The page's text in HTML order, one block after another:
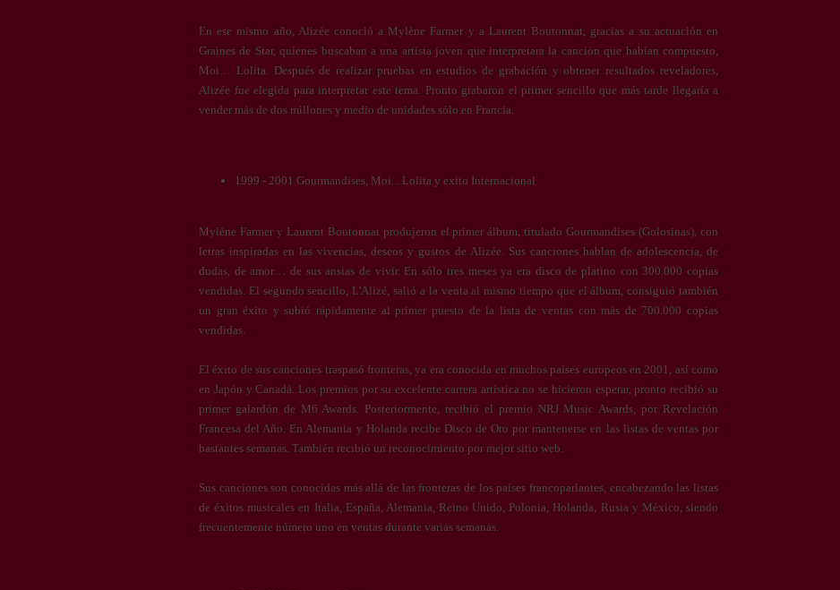
En ese mismo año, Alizée conoció a Mylène Farmer y a Laurent Boutonnat, gracias a su actuación en
Graines de Star, quienes buscaban a una artista joven que interpretara la canción que habían compuesto,
Moi… Lolita. Después de realizar pruebas en estudios de grabación y obtener resultados reveladores,
Alizée fue elegida para interpretar este tema. Pronto grabaron el primer sencillo que más tarde llegaría a
vender más de dos millones y medio de unidades sólo en Francia.
1999 - 2001 Gourmandises, Moi... Lolita y exito Internacional
Mylène Farmer y Laurent Boutonnat produjeron el primer álbum, titulado Gourmandises (Golosinas), con
letras inspiradas en las vivencias, deseos y gustos de Alizée. Sus canciones hablan de adolescencia, de
dudas, de amor… de sus ansias de vivir. En sólo tres meses ya era disco de platino con 300.000 copias
vendidas. El segundo sencillo, L'Alizé, salió a la venta al mismo tiempo que el álbum, consiguió también
un gran éxito y subió rápidamente al primer puesto de la lista de ventas con más de 700.000 copias
vendidas.
El éxito de sus canciones traspasó fronteras, ya era conocida en muchos países europeos en 2001, así como
en Japón y Canadá. Los premios por su excelente carrera artística no se hicieron esperar, pronto recibió su
primer galardón de M6 Awards. Posteriormente, recibió el premio NRJ Music Awards, por Revelación
Francesa del Año. En Alemania y Holanda recibe Disco de Oro por mantenerse en las listas de ventas por
bastantes semanas. También recibió un reconocimiento por mejor sitio web.
Sus canciones son conocidas más allá de las fronteras de los países francoparlantes, encabezando las listas
de éxitos musicales en Italia, España, Alemania, Reino Unido, Polonia, Holanda, Rusia y México, siendo
frecuentemente número uno en ventas durante varias semanas.